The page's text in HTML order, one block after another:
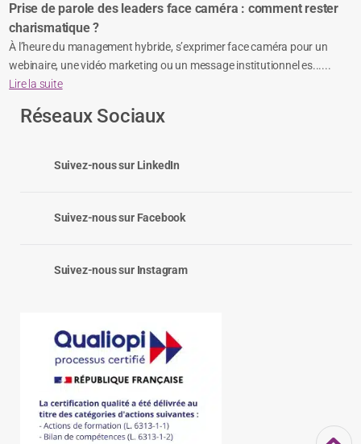
Prise de parole des leaders face caméra : comment rester
charismatique ?
À l’heure du management hybride, s’exprimer face caméra pour un
webinaire, une vidéo marketing ou un message institutionnel es......
Lire la suite
Réseaux Sociaux
Suivez-nous sur LinkedIn
Suivez-nous sur Facebook
Suivez-nous sur Instagram